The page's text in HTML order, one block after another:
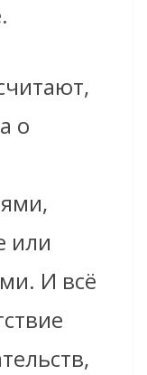
о
или
И всё